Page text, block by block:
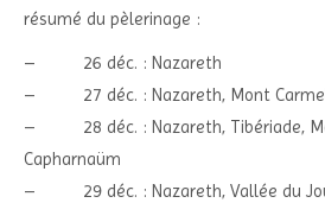
résumé du pèlerinage :
– 26 déc. : Nazareth
– 27 déc. : Nazareth, Mont Carmel,
– 28 déc. : Nazareth, Tibériade,
Capharnaüm
– 29 déc. : Nazareth, Vallée du